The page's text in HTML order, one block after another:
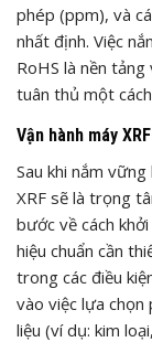
phép (ppm), và
nhất định. Việc
RoHS là nền
tuân thủ một
Vận hành máy
Sau khi nắm
XRF sẽ là trọng
bước về cách
hiệu chuẩn cần
trong các điều
vào việc lựa
liệu (ví dụ: kim